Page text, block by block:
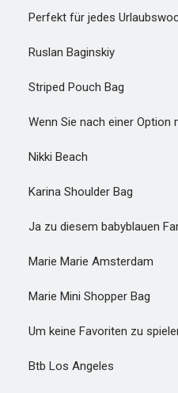
Perfekt für jedes
Ruslan Baginskiy
Striped Pouch Bag
Wenn Sie nach einer Option
Nikki Beach
Karina Shoulder Bag
Ja zu diesem babyblauen
Marie Marie Amsterdam
Marie Mini Shopper Bag
Um keine Favoriten zu
Btb Los Angeles